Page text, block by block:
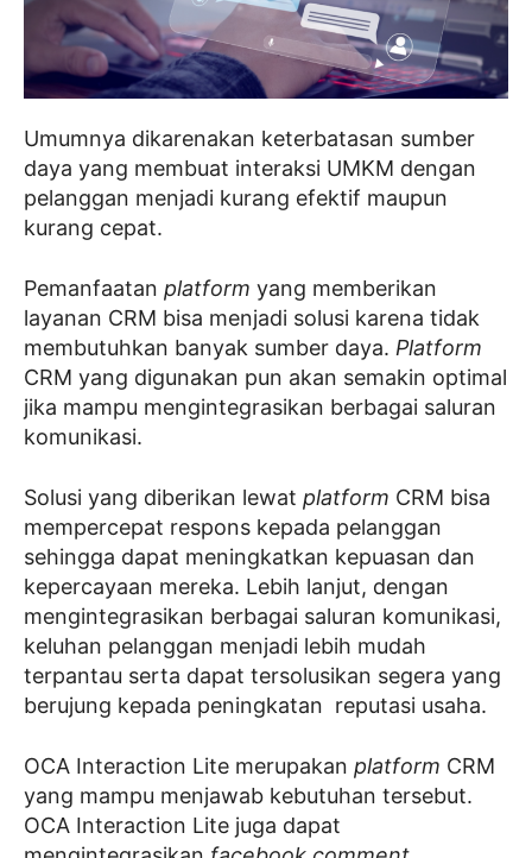
Umumnya dikarenakan keterbatasan sumber
daya yang membuat interaksi UMKM dengan
pelanggan menjadi kurang efektif maupun
kurang cepat.
Pemanfaatan platform yang memberikan
layanan CRM bisa menjadi solusi karena tidak
membutuhkan banyak sumber daya. Platform
CRM yang digunakan pun akan semakin optimal
jika mampu mengintegrasikan berbagai saluran
komunikasi.
Solusi yang diberikan lewat platform CRM bisa
mempercepat respons kepada pelanggan
sehingga dapat meningkatkan kepuasan dan
kepercayaan mereka. Lebih lanjut, dengan
mengintegrasikan berbagai saluran komunikasi,
keluhan pelanggan menjadi lebih mudah
terpantau serta dapat tersolusikan segera yang
berujung kepada peningkatan reputasi usaha.
OCA Interaction Lite merupakan platform CRM
yang mampu menjawab kebutuhan tersebut.
OCA Interaction Lite juga dapat